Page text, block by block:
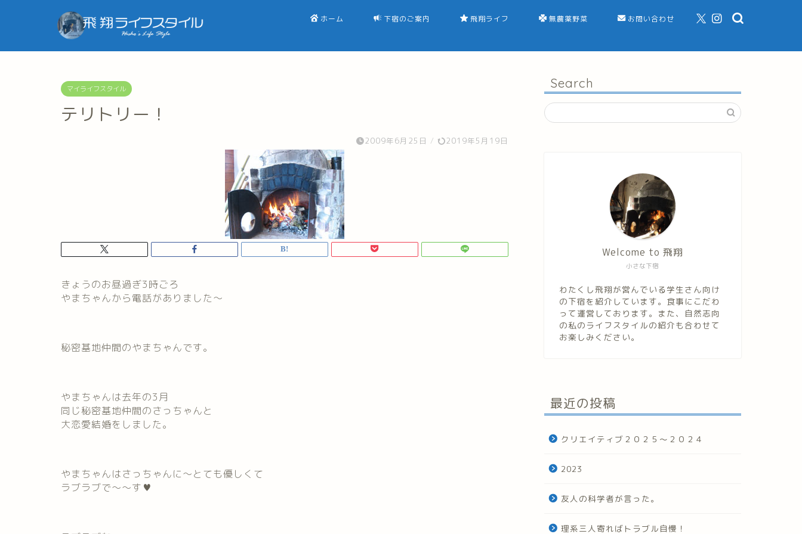
ホーム 下宿のご案内 飛翔ライフ 無農薬野菜 お問い合わせ
マイライフスタイル
テリトリー！
2009年6月25日 / 2019年5月19日
きょうのお昼過ぎ3時ごろ
やまちゃんから電話がありました～
秘密基地仲間のやまちゃんです。
やまちゃんは去年の3月
同じ秘密基地仲間のさっちゃんと
大恋愛結婚をしました。
やまちゃんはさっちゃんに～とても優しくて
ラブラブで～～す♥
Search
小さな下宿
Welcome to 飛翔
わたくし飛翔が営んでいる学生さん向け
の下宿を紹介しています。食事にこだわ
って運営しております。また、自然志向
の私のライフスタイルの紹介も合わせて
お楽しみください。
最近の投稿
クリエイティブ２０２５～２０２４
2023
友人の科学者が言った。
理系三人寄ればトラブル自慢！